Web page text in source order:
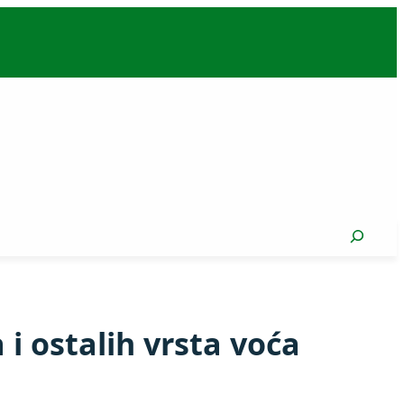
Search
i ostalih vrsta voća